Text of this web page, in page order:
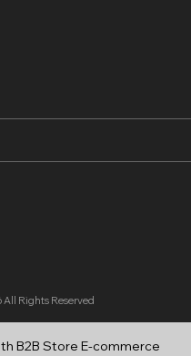
All Rights Reserved
B2B Store E-commerce